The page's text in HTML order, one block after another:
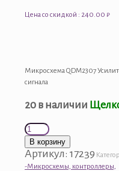
Цена со скидкой : 240.00 ₽
Микросхема QDM2307
сигнала
20 в наличии
Количество
товара
Микросхема
QDM2307
В корзину
Артикул: 17239
-Микросхемы, контроллеры,